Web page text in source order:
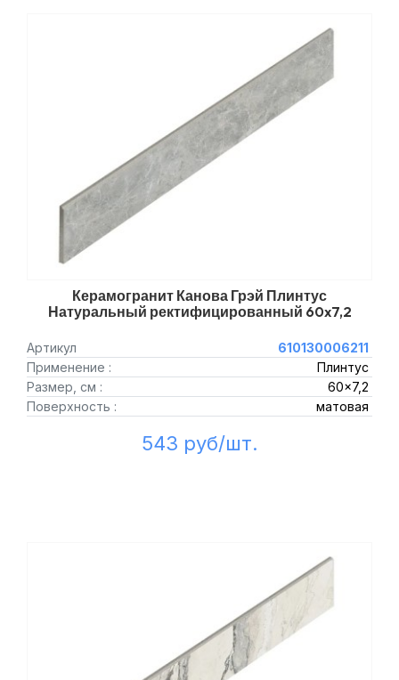
Керамогранит Канова Грэй Плинтус
Натуральный ректифицированный 60x7,2
Артикул
610130006211
Применение :
Плинтус
Размер, см :
60x7,2
Поверхность :
матовая
543 руб/шт.